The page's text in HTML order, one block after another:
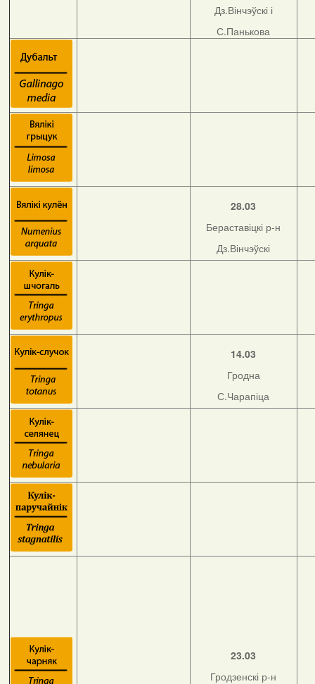
Дз.Вінчэўскі і
С.Панькова
28.03
Бераставіцкі р-н
Дз.Вінчэўскі
14.03
Гродна
С.Чарапіца
23.03
Гродзенскі р-н